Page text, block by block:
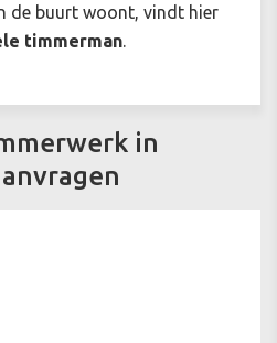
de buurt woont, vindt hier
timmerman.
in